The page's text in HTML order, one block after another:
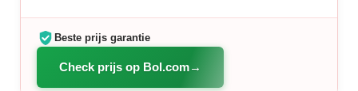
Beste prijs garantie
Check prijs op Bol.com